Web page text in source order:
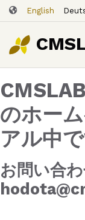
Skip
to
main
content
English
のホー
アル中で
お問い合